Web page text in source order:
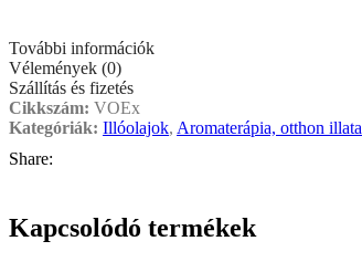
További információk
Vélemények (0)
Szállítás és fizetés
Cikkszám: VOEx
Kategóriák: Illóolajok, Aromaterápia, otthon illata
Share:
Kapcsolódó termékek